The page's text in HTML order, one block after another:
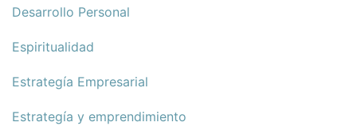
Desarrollo Personal
Espiritualidad
Estrategía Empresarial
Estrategía y emprendimiento